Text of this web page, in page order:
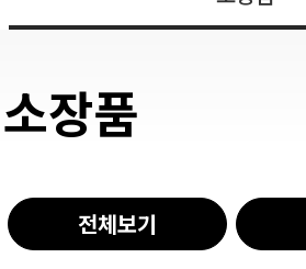
소장품
전체보기